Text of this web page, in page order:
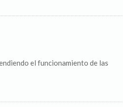
el funcionamiento de las